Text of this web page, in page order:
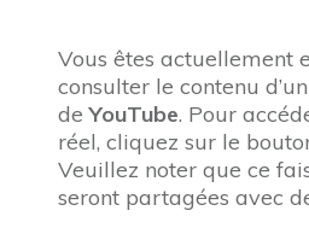
Vous êtes actuellement
consulter le contenu
deYouTube. Pour
réel, cliquez sur le
Veuillez noter que ce
seront partagées avec